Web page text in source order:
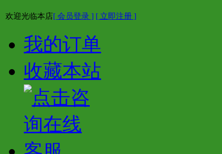
欢迎光临本店[ 会员登录 ] [ 立即注册 ]
我的订单
收藏本站